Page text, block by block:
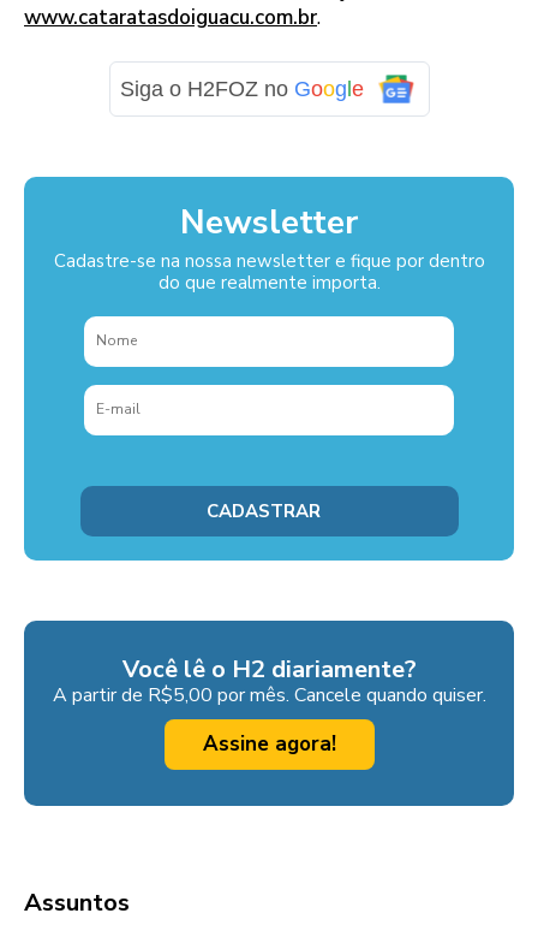
www.cataratasdoiguacu.com.br.
Siga o H2FOZ no Goog e
Newsletter
Cadastre-se na nossa newsletter e fique por dentro
do que realmente importa.
Você lê o H2 diariamente?
A partir de R$5,00 por mês. Cancele quando quiser.
Assine agora!
Assuntos